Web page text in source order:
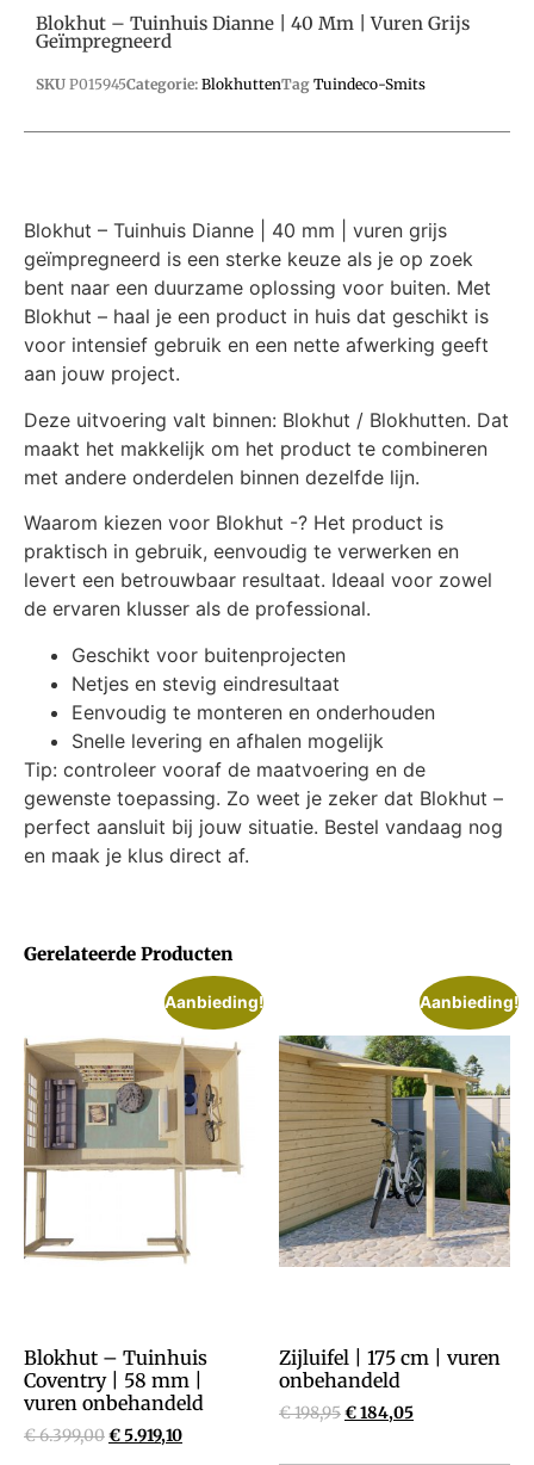
Gerelateerde Producten
Aanbieding!
Blokhut – Tuinhuis
Coventry | 58 mm |
vuren onbehandeld
€6.399,00€5.919,10
Aanbieding!
Zijluifel | 175 cm | vuren
onbehandeld
€198,95€184,05
Blokhut – Tuinhuis Dianne | 40 Mm | Vuren Grijs
Geïmpregneerd
SKU P015945Categorie: BlokhuttenTag Tuindeco-Smits
Blokhut – Tuinhuis Dianne | 40 mm | vuren grijs
geïmpregneerd is een sterke keuze als je op zoek
bent naar een duurzame oplossing voor buiten. Met
Blokhut – haal je een product in huis dat geschikt is
voor intensief gebruik en een nette afwerking geeft
aan jouw project.
Deze uitvoering valt binnen: Blokhut / Blokhutten. Dat
maakt het makkelijk om het product te combineren
met andere onderdelen binnen dezelfde lijn.
Waarom kiezen voor Blokhut -? Het product is
praktisch in gebruik, eenvoudig te verwerken en
levert een betrouwbaar resultaat. Ideaal voor zowel
de ervaren klusser als de professional.
Geschikt voor buitenprojecten
Netjes en stevig eindresultaat
Eenvoudig te monteren en onderhouden
Snelle levering en afhalen mogelijk
Tip: controleer vooraf de maatvoering en de
gewenste toepassing. Zo weet je zeker dat Blokhut –
perfect aansluit bij jouw situatie. Bestel vandaag nog
en maak je klus direct af.